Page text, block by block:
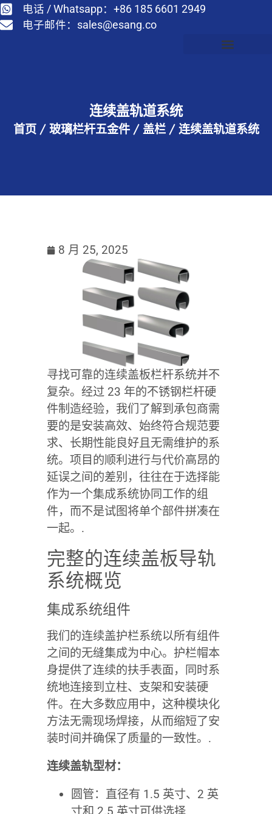
电话 / Whatsapp：+86 185 6601 2949
电子邮件： sales@esang.co
连续盖轨道系统
首页/ 玻璃栏杆五金件/ 盖栏/ 连续盖轨道系统
8 月 25, 2025
寻找可靠的连续盖板栏杆系统并不
复杂。经过 23 年的不锈钢栏杆硬
件制造经验，我们了解到承包商需
要的是安装高效、始终符合规范要
求、长期性能良好且无需维护的系
统。项目的顺利进行与代价高昂的
延误之间的差别，往往在于选择能
作为一个集成系统协同工作的组
件，而不是试图将单个部件拼凑在
一起。.
完整的连续盖板导轨
系统概览
集成系统组件
我们的连续盖护栏系统以所有组件
之间的无缝集成为中心。护栏帽本
身提供了连续的扶手表面，同时系
统地连接到立柱、支架和安装硬
件。在大多数应用中，这种模块化
方法无需现场焊接，从而缩短了安
装时间并确保了质量的一致性。.
连续盖轨型材：
圆管：直径有 1.5 英寸、2 英